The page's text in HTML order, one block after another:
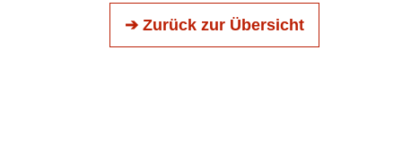
➔ Zurück zur Übersicht